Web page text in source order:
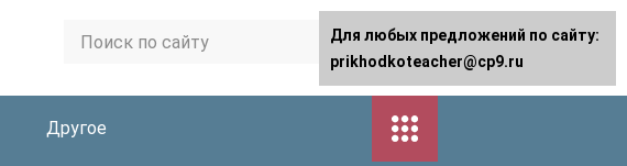
Другое
Для любых предложений по сайту:
prikhodkoteacher@cp9.ru